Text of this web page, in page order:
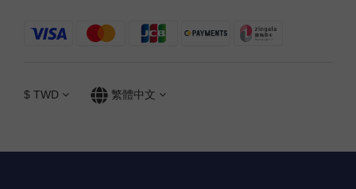
$ TWD 繁體中文